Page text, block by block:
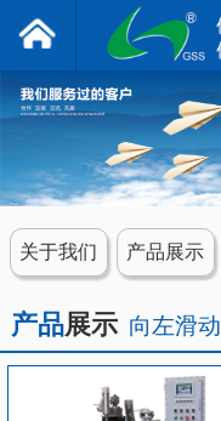
关于我们 产品展示
产品展示 向左滑动